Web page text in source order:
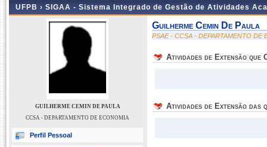
UFPB › SIGAA - Sistema Integrado de Gestão de Atividades
GUILHERME CEMIN DE PAULA
CCSA - DEPARTAMENTO DE ECONOMIA
Perfil Pessoal
Guilherme Cemin De Paula
PSAE - CCSA - DEPARTAMENTO DE
Atividades de Extensão que
Atividades de Extensão das